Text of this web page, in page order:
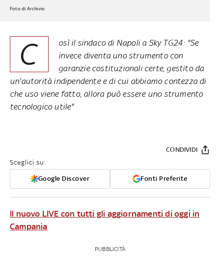
Foto di Archivio
C
osì il sindaco di Napoli a Sky TG24: "Se
invece diventa uno strumento con
garanzie costituzionali certe, gestito da
un'autorità indipendente e di cui abbiamo contezza di
che uso viene fatto, allora può essere uno strumento
tecnologico utile"
Sceglici su:
Google Discover Fonti Preferite
CONDIVIDI
Il nuovo LIVE con tutti gli aggiornamenti di oggi in
Campania
PUBBLICITÀ